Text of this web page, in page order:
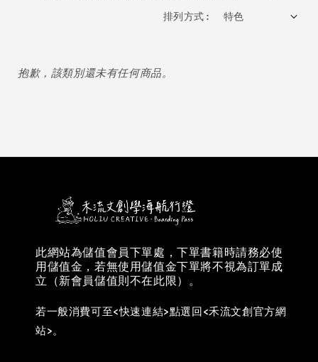
排列方式 :
抱歉，該類別還未有任何商品。
此網站為儲值會員下單處，下單書籍時請務必使
用儲值金，若無使用儲值金下單將不視為訂單成
立（新會員儲值則不在此限）。
若一般消費可至<快速連結>點選回<禾流文創官方網
站>。